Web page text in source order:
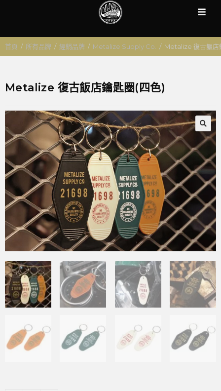
首頁 / 所有品牌 / 經銷品牌 / Metalize Supply Co. / Metalize 復古飯店
Metalize 復古飯店鑰匙圈(四色)
🔍